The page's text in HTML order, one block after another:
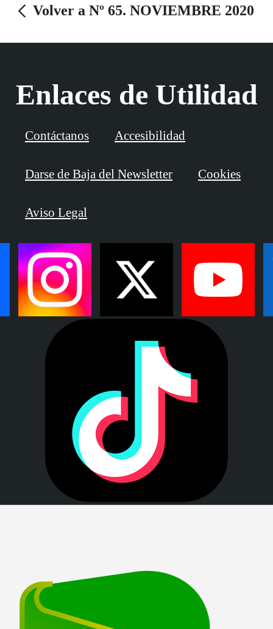
Volver a Nº 65. NOVIEMBRE 2020
Enlaces de Utilidad
Contáctanos Accesibilidad
Darse de Baja del Newsletter Cookies
Aviso Legal